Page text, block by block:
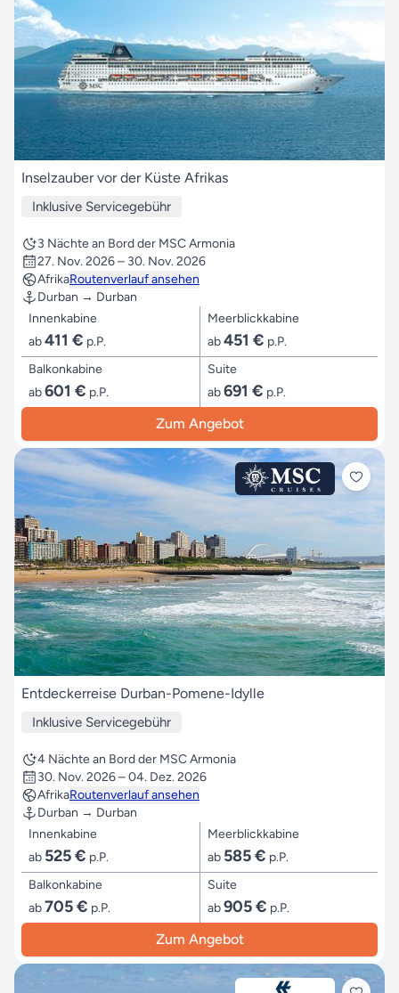
Inselzauber vor der Küste Afrikas
Inklusive Servicegebühr
3 Nächte an Bord der MSC Armonia
27. Nov. 2026 – 30. Nov. 2026
AfrikaRoutenverlauf ansehen
Durban → Durban
Innenkabine
ab411 € p.P.
Meerblickkabine
ab451 € p.P.
Balkonkabine
ab601 € p.P.
Suite
ab691 € p.P.
Zum Angebot
Entdeckerreise Durban-Pomene-Idylle
Inklusive Servicegebühr
4 Nächte an Bord der MSC Armonia
30. Nov. 2026 – 04. Dez. 2026
AfrikaRoutenverlauf ansehen
Durban → Durban
Innenkabine
ab 525 € p.P.
Meerblickkabine
ab 585 € p.P.
Balkonkabine
ab705 € p.P.
Suite
ab905 € p.P.
Zum Angebot